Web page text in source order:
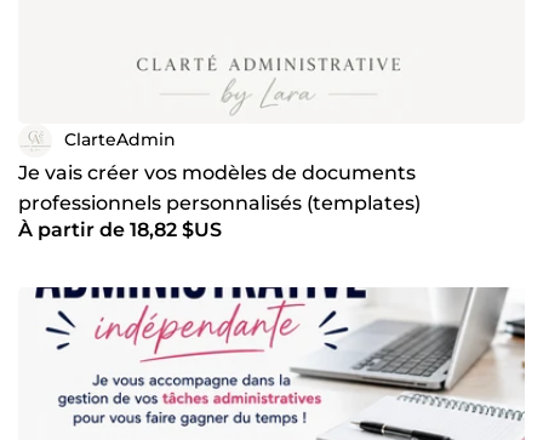
ClarteAdmin
Je vais créer vos modèles de documents
professionnels personnalisés (templates)
À partir de 18,82 $US